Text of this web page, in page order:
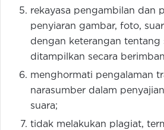
rekayasa pengambilan dan
penyiaran gambar, foto,
dengan keterangan tentang
ditampilkan secara
menghormati pengalaman
narasumber dalam
suara;
tidak melakukan plagiat,